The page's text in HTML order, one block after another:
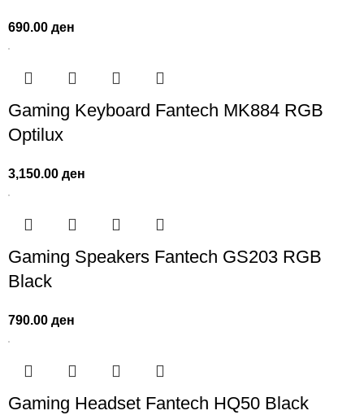
690.00ден
Gaming Keyboard Fantech MK884 RGB
Optilux
3,150.00ден
Gaming Speakers Fantech GS203 RGB
Black
790.00ден
Gaming Headset Fantech HQ50 Black